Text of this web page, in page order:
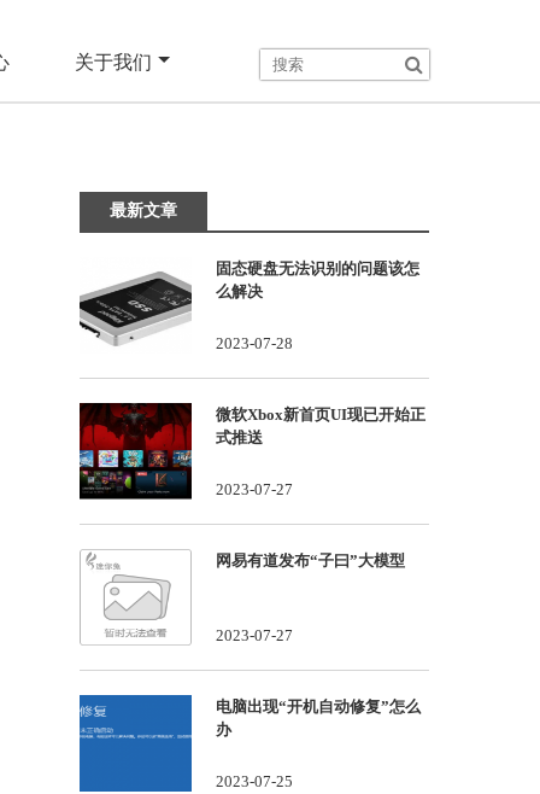
关于我们
最新文章
固态硬盘无法识别的问题该怎
么解决
2023-07-28
微软Xbox新首页UI现已开始正
式推送
2023-07-27
网易有道发布“子曰”大模型
2023-07-27
电脑出现“开机自动修复”怎么
办
2023-07-25